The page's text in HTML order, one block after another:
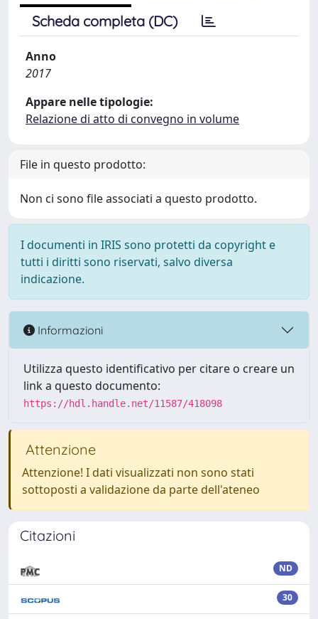
Scheda completa (DC)
Anno
2017
Appare nelle tipologie:
Relazione di atto di convegno in volume
File in questo prodotto:
Non ci sono file associati a questo prodotto.
I documenti in IRIS sono protetti da copyright e
tutti i diritti sono riservati, salvo diversa
indicazione.
Informazioni
Utilizza questo identificativo per citare o creare un
link a questo documento:
https://hdl.handle.net/11587/418098
Attenzione
Attenzione! I dati visualizzati non sono stati
sottoposti a validazione da parte dell'ateneo
Citazioni
ND
30